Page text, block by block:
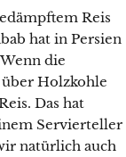
Reis
hat in Persien
die
Holzkohle
Das hat
Servierteller
natürlich auch